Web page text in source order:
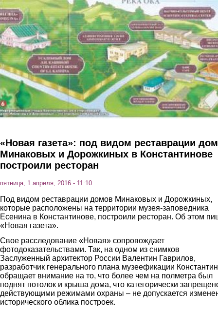
Перейти к основному содержанию
«Новая газета»: под видом реставрации
Минаковых и Дорожкиных в Константинове
построили ресторан
пятница, 1 апреля, 2016 - 11:10
Под видом реставрации домов Минаковых и Дорожкиных,
которые расположены на территории музея-заповедника
Есенина в Константинове, построили ресторан. Об этом
«Новая газета».
Свое расследование «Новая» сопровождает
фотодоказательствами. Так, на одном из снимков
Заслуженный архитектор России Валентин Гаврилов,
разработчик генерального плана музеефикации
обращает внимание на то, что более чем на полметра был
поднят потолок и крыша дома, что категорически
действующими режимами охраны – не допускается
исторического облика построек.